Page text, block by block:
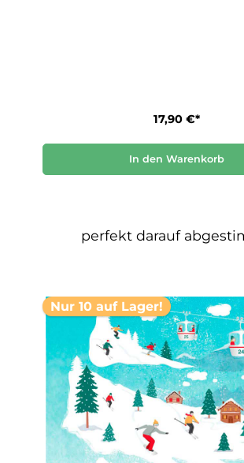
17,90 €*
In den Warenkorb
perfekt darauf
Nur 10 auf Lager!